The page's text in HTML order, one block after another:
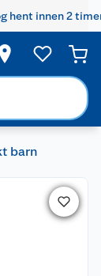
hent innen 2
barn